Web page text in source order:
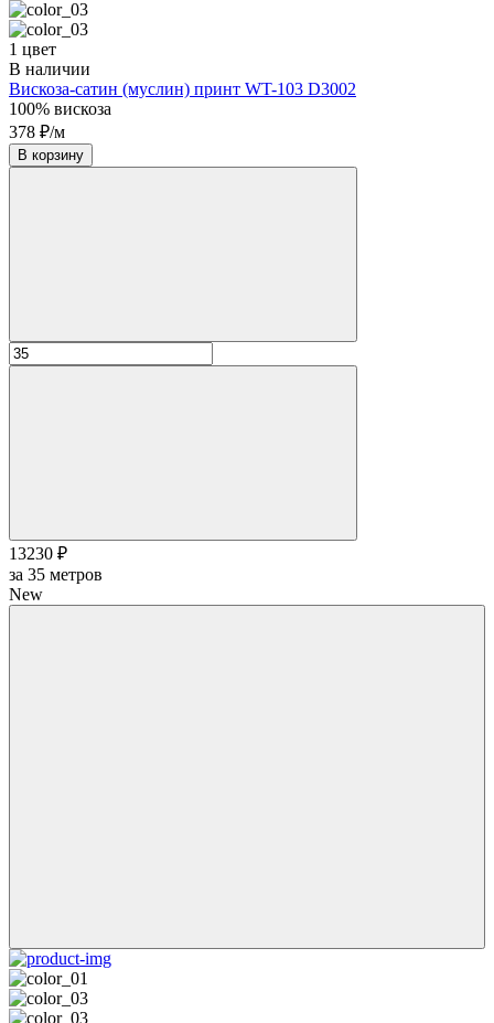
1 цвет
В наличии
Вискоза-сатин (муслин) принт WT-103 D3002
100% вискоза
378 ₽/м
В корзину
13230 ₽
за 35 метров
New